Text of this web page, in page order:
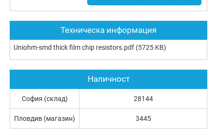
Техническа информация
Uniohm-smd thick film chip resistors.pdf (5725 KB)
Наличност
София (склад) 28144
Пловдив (магазин) 3445